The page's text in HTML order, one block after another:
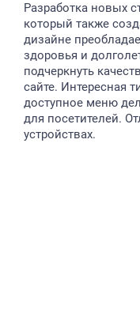
Разработка новых
который также
дизайне
здоровья и
подчеркнуть
сайте. Интересная
доступное меню
для посетителей.
устройствах.